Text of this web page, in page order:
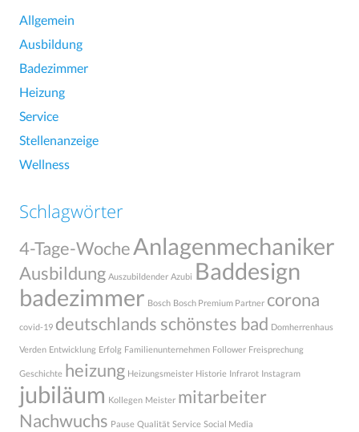
Allgemein
Ausbildung
Badezimmer
Heizung
Service
Stellenanzeige
Wellness
Schlagwörter
4-Tage-WocheAnlagenmechaniker
Ausbildung Auszubildender Azubi Baddesign
badezimmer Bosch Bosch Premium Partner corona
covid-19 deutschlands schönstes bad Domherrenhaus
Verden Entwicklung Erfolg Familienunternehmen Follower Freisprechung
Geschichte heizung Heizungsmeister Historie Infrarot Instagram
jubiläum Kollegen Meister mitarbeiter
Nachwuchs Pause Qualität Service Social Media